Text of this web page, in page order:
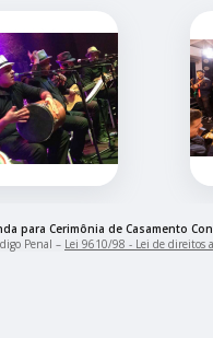
para Cerimônia de Casamento
Penal – Lei 9610/98 - Lei de direitos